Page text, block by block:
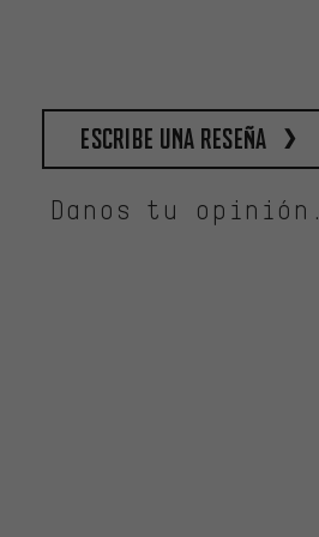
escribe una reseña
Danos tu opinión.